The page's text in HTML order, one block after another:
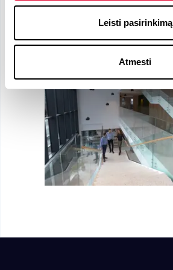
Leisti pasirinkimą
Atmesti
Company Gallery